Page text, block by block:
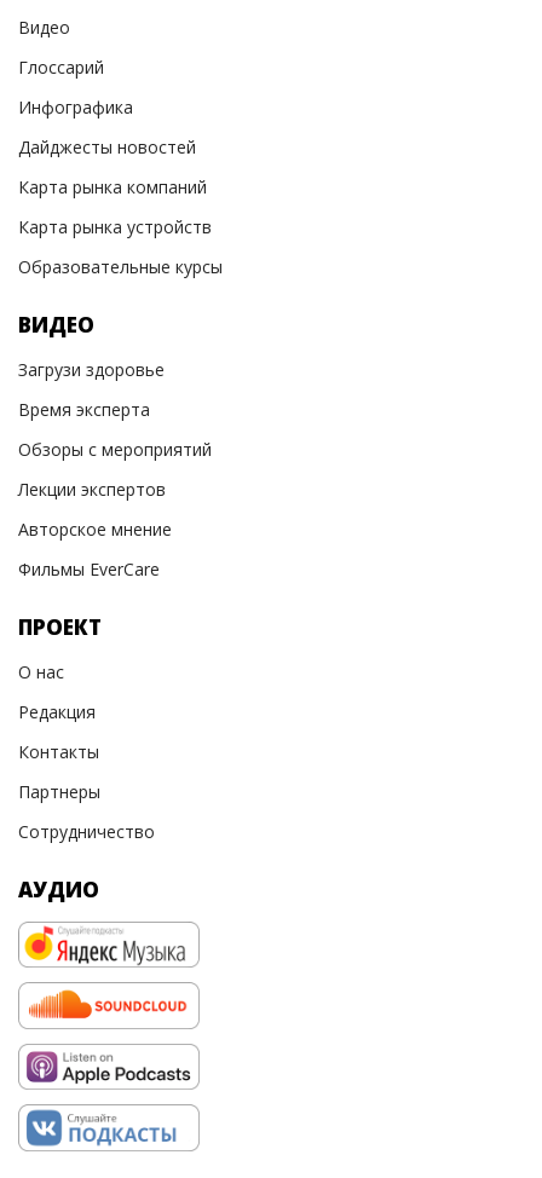
Видео
Глоссарий
Инфографика
Дайджесты новостей
Карта рынка компаний
Карта рынка устройств
Образовательные курсы
ВИДЕО
Загрузи здоровье
Время эксперта
Обзоры с мероприятий
Лекции экспертов
Авторское мнение
Фильмы EverCare
ПРОЕКТ
О нас
Редакция
Контакты
Партнеры
Сотрудничество
АУДИО